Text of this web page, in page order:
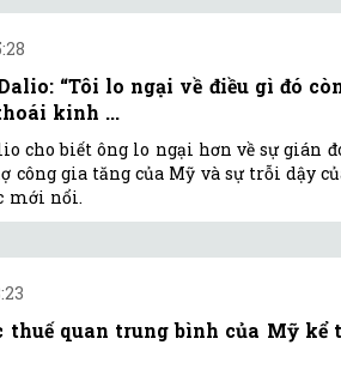
“Tôi lo ngại về điều gì đó
kinh ...
cho biết ông lo ngại hơn về sự gián
công gia tăng của Mỹ và sự trỗi dậy
mới nổi.
thuế quan trung bình của Mỹ kể